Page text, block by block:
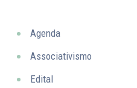
Agenda
Associativismo
Edital